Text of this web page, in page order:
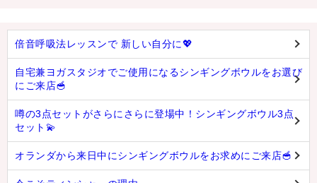
倍音呼吸法レッスンで 新しい自分に💖
自宅兼ヨガスタジオでご使用になるシンギングボウルをお選び
にご来店🥣
噂の3点セットがさらにさらに登場中！シンギングボウル3点
セット💫
オランダから来日中にシンギングボウルをお求めにご来店🥣